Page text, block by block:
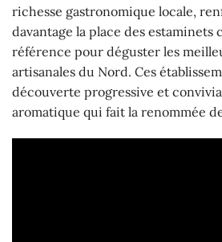
richesse gastronomique locale,
davantage la place des estaminets
référence pour déguster les
artisanales du Nord. Ces
découverte progressive et
aromatique qui fait la renommée